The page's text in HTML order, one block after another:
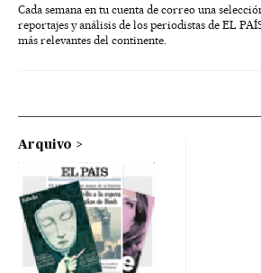
Cada semana en tu cuenta de correo una
reportajes y análisis de los periodistas de EL
más relevantes del continente.
Arquivo